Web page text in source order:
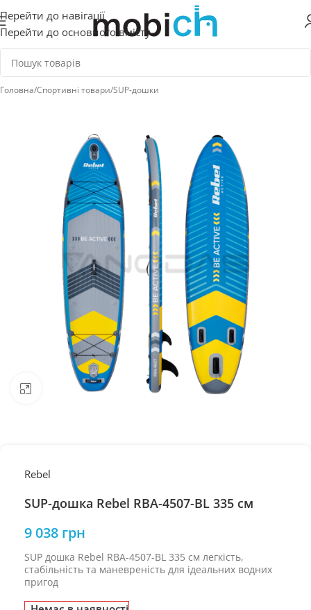
Перейти до навігації
Перейти до основного вмісту
Головна/Спортивні товари/SUP-дошки
Натисніть, щоб збільшити
Rebel
SUP-дошка Rebel RBA-4507-BL 335 см
9 038 грн
SUP дошка Rebel RBA-4507-BL 335 см легкість,
стабільність та маневреність для ідеальних водних
пригод